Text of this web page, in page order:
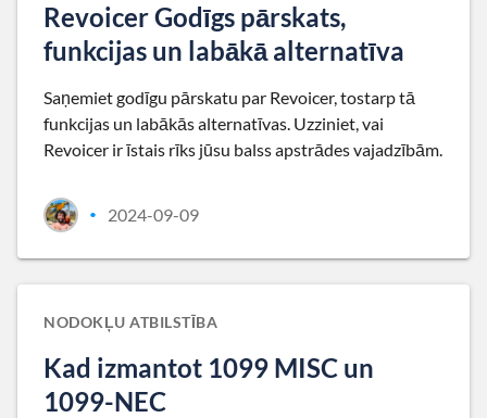
Revoicer Godīgs pārskats,
funkcijas un labākā alternatīva
Saņemiet godīgu pārskatu par Revoicer, tostarp tā
funkcijas un labākās alternatīvas. Uzziniet, vai
Revoicer ir īstais rīks jūsu balss apstrādes vajadzībām.
• 2024-09-09
NODOKĻU ATBILSTĪBA
Kad izmantot 1099 MISC un
1099-NEC